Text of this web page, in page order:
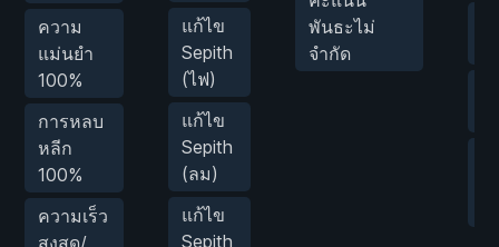
ความ
แม่นยำ
100%
การหลบ
หลีก
100%
ความเร็ว
สูงสุด/
แก้ไข
Sepith
(ไฟ)
แก้ไข
Sepith
(ลม)
แก้ไข
Sepith
พันธะไม่
จำกัด